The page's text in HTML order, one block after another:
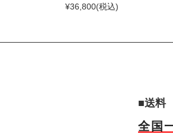
¥36,800(税込)
■送料
全国